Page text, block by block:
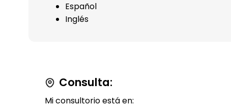
Español
Inglés
Consulta:
Mi consultorio está en: